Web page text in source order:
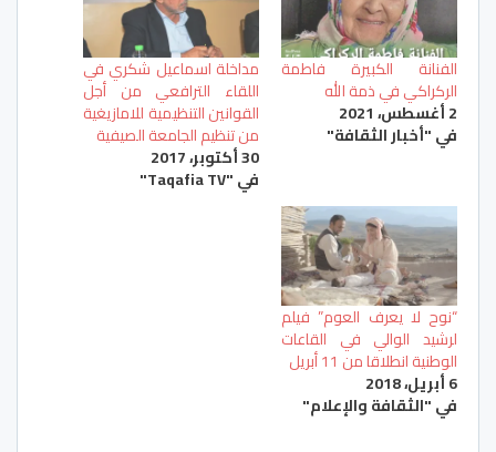
الفنانة الكبيرة فاطمة
الركراكي في ذمة الله
2 أغسطس، 2021
في "أخبار الثقافة"
مداخلة اسماعيل شكري في
اللقاء الترافعي من أجل
القوانين التنظيمية للامازيغية
من تنظيم الجامعة الصيفية
30 أكتوبر، 2017
في "Taqafia TV"
“نوح لا يعرف العوم” فيلم
لرشيد الوالي في القاعات
الوطنية انطلاقا من 11 أبريل
6 أبريل، 2018
في "الثقافة والإعلام"